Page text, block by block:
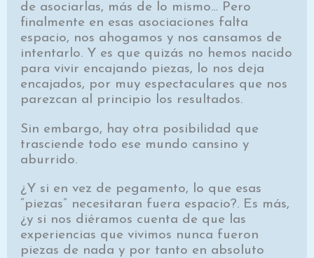
de asociarlas, más de lo mismo… Pero
finalmente en esas asociaciones falta
espacio, nos ahogamos y nos cansamos de
intentarlo. Y es que quizás no hemos nacido
para vivir encajando piezas, lo nos deja
encajados, por muy espectaculares que nos
parezcan al principio los resultados.
Sin embargo, hay otra posibilidad que
trasciende todo ese mundo cansino y
aburrido.
¿Y si en vez de pegamento, lo que esas
“piezas” necesitaran fuera espacio?. Es más,
¿y si nos diéramos cuenta de que las
experiencias que vivimos nunca fueron
piezas de nada y por tanto en absoluto